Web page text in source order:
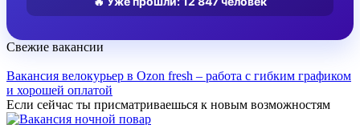
Свежие вакансии
Вакансия велокурьер в Ozon fresh – работа с гибким графиком
и хорошей оплатой
Если сейчас ты присматриваешься к новым возможностям